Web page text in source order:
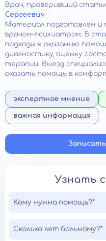
Врач, проверивший
Сергеевич
Материал подготовлен
врачом-психиатром. В
подходы к оказанию
диагностику, оценку
терапии. Выезд
оказать помощь в
экспертное мнение
важная информация
Узнать
Кому нужна помощь?*
Сколько лет больному?*